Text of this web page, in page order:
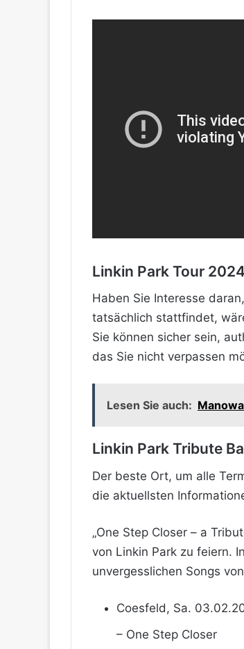
Linkin Park Tour
Haben Sie Interesse
tatsächlich stattfindet,
Sie können sicher sein,
das Sie nicht verpassen
Lesen Sie auch:
Linkin Park Tribute
Der beste Ort, um alle
die aktuellsten
„One Step Closer – a
von Linkin Park zu feiern.
unvergesslichen Songs
Coesfeld, Sa.
– One Step Closer